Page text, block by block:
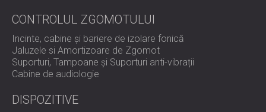
CONTROLUL ZGOMOTULUI
Incinte, cabine și bariere de izolare fonică
Jaluzele si Amortizoare de Zgomot
Suporturi, Tampoane și Suporturi anti-vibrații
Cabine de audiologie
DISPOZITIVE